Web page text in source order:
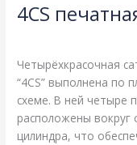
4CS
Четырёхкрасочная
“4CS” выполнена по
схеме. В ней четыре
расположены вокруг
цилиндра, что
секция